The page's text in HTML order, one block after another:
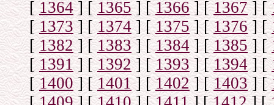
[ 1364] [1365] [1366] [1367] [
[1373] [1374] [1375] [1376] [
[1382] [1383] [1384] [1385] [
[1391] [1392] [1393] [1394] [
[1400] [1401] [1402] [1403] [